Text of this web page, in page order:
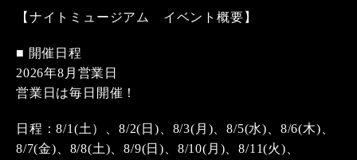
【ナイトミュージアム イベント概要】
■ 開催日程
2026年8月営業日
営業日は毎日開催！
日程：8/1(土）、8/2(日)、8/3(月)、8/5(水)、8/6(木)、
8/7(金)、8/8(土)、8/9(日)、8/10(月)、8/11(火)、